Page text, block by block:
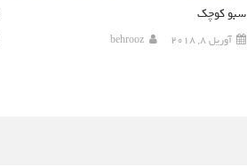
سبو کوچک
آوریل 8, 2018 behrooz